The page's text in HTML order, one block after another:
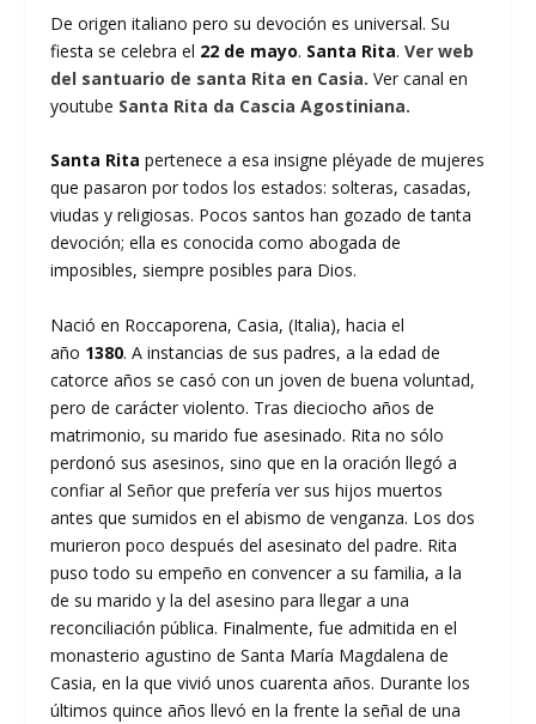
De origen italiano pero su devoción es universal. Su
fiesta se celebra el 22 de mayo. Santa Rita.Ver web
del santuario de santa Rita en Casia. Ver canal en
youtube Santa Rita da Cascia Agostiniana.
Santa Rita pertenece a esa insigne pléyade de mujeres
que pasaron por todos los estados: solteras, casadas,
viudas y religiosas. Pocos santos han gozado de tanta
devoción; ella es conocida como abogada de
imposibles, siempre posibles para Dios.
Nació en Roccaporena, Casia, (Italia), hacia el
año 1380. A instancias de sus padres, a la edad de
catorce años se casó con un joven de buena voluntad,
pero de carácter violento. Tras dieciocho años de
matrimonio, su marido fue asesinado. Rita no sólo
perdonó sus asesinos, sino que en la oración llegó a
confiar al Señor que prefería ver sus hijos muertos
antes que sumidos en el abismo de venganza. Los dos
murieron poco después del asesinato del padre. Rita
puso todo su empeño en convencer a su familia, a la
de su marido y la del asesino para llegar a una
reconciliación pública. Finalmente, fue admitida en el
monasterio agustino de Santa María Magdalena de
Casia, en la que vivió unos cuarenta años. Durante los
últimos quince años llevó en la frente la señal de una